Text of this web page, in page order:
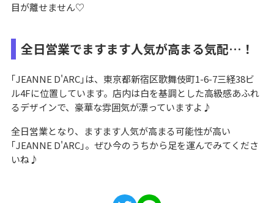
目が離せません♡
全日営業でますます人気が高まる気配…！
｢JEANNE D'ARC｣は、東京都新宿区歌舞伎町1-6-7三経38ビ
ル4Fに位置しています。店内は白を基調とした高級感あふれ
るデザインで、豪華な雰囲気が漂っていますよ♪
全日営業となり、ますます人気が高まる可能性が高い
｢JEANNE D'ARC｣。ぜひ今のうちから足を運んでみてくださ
いね♪